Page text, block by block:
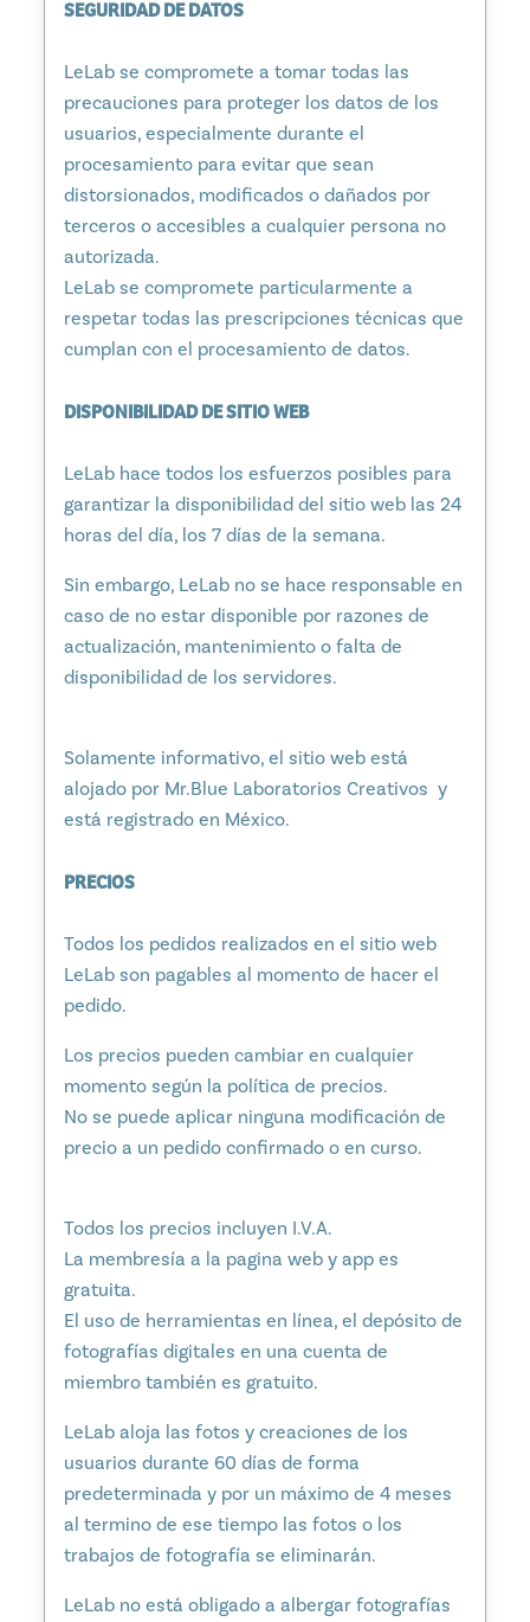
SEGURIDAD DE DATOS
LeLab se compromete a tomar todas las
precauciones para proteger los datos de los
usuarios, especialmente durante el
procesamiento para evitar que sean
distorsionados, modificados o dañados por
terceros o accesibles a cualquier persona no
autorizada.
LeLab se compromete particularmente a
respetar todas las prescripciones técnicas que
cumplan con el procesamiento de datos.
DISPONIBILIDAD DE SITIO WEB
LeLab hace todos los esfuerzos posibles para
garantizar la disponibilidad del sitio web las 24
horas del día, los 7 días de la semana.
Sin embargo, LeLab no se hace responsable en
caso de no estar disponible por razones de
actualización, mantenimiento o falta de
disponibilidad de los servidores.
Solamente informativo, el sitio web está
alojado por Mr.Blue Laboratorios Creativos y
está registrado en México.
PRECIOS
Todos los pedidos realizados en el sitio web
LeLab son pagables al momento de hacer el
pedido.
Los precios pueden cambiar en cualquier
momento según la política de precios.
No se puede aplicar ninguna modificación de
precio a un pedido confirmado o en curso.
Todos los precios incluyen I.V.A.
La membresía a la pagina web y app es
gratuita.
El uso de herramientas en línea, el depósito de
fotografías digitales en una cuenta de
miembro también es gratuito.
LeLab aloja las fotos y creaciones de los
usuarios durante 60 días de forma
predeterminada y por un máximo de 4 meses
al termino de ese tiempo las fotos o los
trabajos de fotografía se eliminarán.
LeLab no está obligado a albergar fotografías